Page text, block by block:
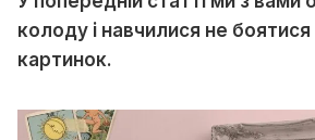
колоду і навчилися не
картинок.